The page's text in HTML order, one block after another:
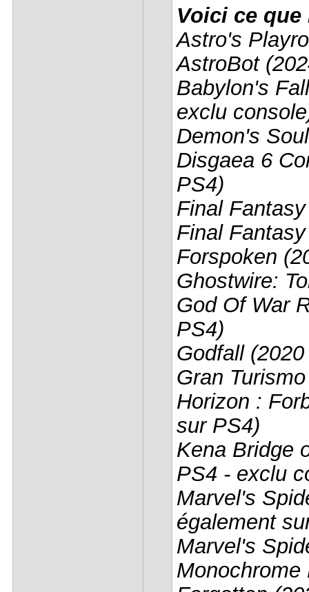
Voici ce
Astro's
AstroBot
Babylon's
exclu
Demon's
Disgaea 6
PS4)
Final
Final
Forspoken
Ghostwire:
God Of War
PS4)
Godfall
Gran
Horizon :
sur PS4)
Kena Bridge
PS4 - exclu
Marvel's
également
Marvel's
Monochrome